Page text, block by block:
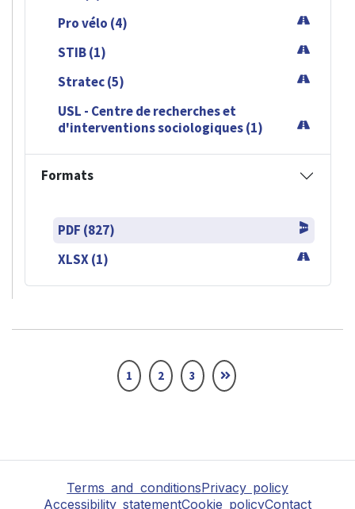
Pro vélo (4)
STIB (1)
Stratec (5)
USL - Centre de recherches et
d'interventions sociologiques (1)
Formats
PDF (827)
XLSX (1)
1 2 3
Terms and conditionsPrivacy policy
Accessibility statementCookie policyContact